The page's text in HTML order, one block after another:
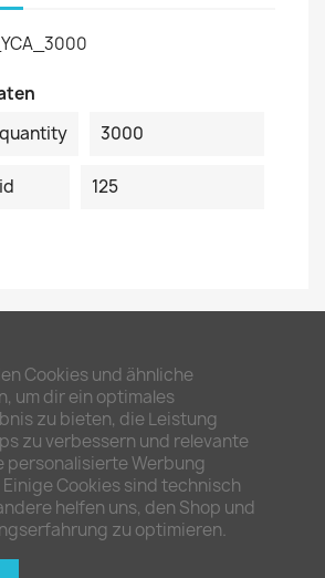
3000
125
Cookies und ähnliche
um dir ein optimales
zu bieten, die Leistung
zu verbessern und relevante
personalisierte Werbung
Cookies sind technisch
helfen uns, den Shop und
zu optimieren.